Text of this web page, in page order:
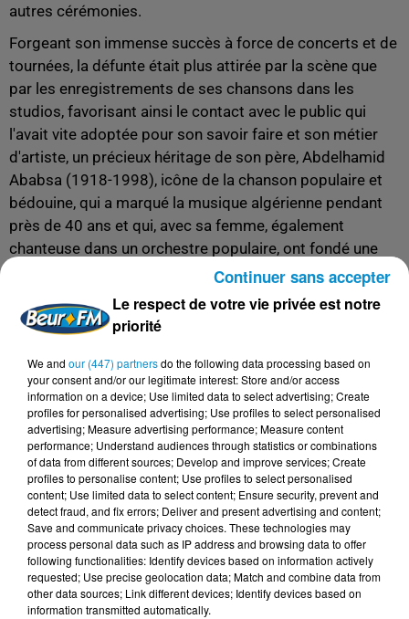
autres cérémonies.
Forgeant son immense succès à force de concerts et de
tournées, la défunte était plus attirée par la scène que
par les enregistrements de ses chansons dans les
studios, favorisant ainsi le contact avec le public qui
l'avait vite adoptée pour son savoir faire et son métier
d'artiste, un précieux héritage de son père, Abdelhamid
Ababsa (1918-1998), icône de la chanson populaire et
bédouine, qui a marqué la musique algérienne pendant
près de 40 ans et qui, avec sa femme, également
chanteuse dans un orchestre populaire, ont fondé une
famille d'artistes, avec Fella sa sœur, devenue star
internationale de la chanson, ses frères musiciens,
Nadjib notamment, ou encore sa nièce Shérin qui a
intégré son orchestre.
"Ha Chaoui", "Li Bghak Bghih", "Ya Dzair", "Mazalni ala
didani" ou encore "Ya khti" et 18 chansons d'un Album de
variétés, sorti en 2017, conçu dans les genres, naïli,
assimi, tergui, sahraoui et bédoui dont "Hizia", célèbre
chanson héritée de son père, sont quelques uns des
titres entonnés par la voix suave, présente et étoffée de
la défunte inscrits dans le grand répertoire de la chanson
algérienne.
Fervente défenseure de la chanson traditionnelle et
populaire, Naïma Ababsa aura voué toute sa vie à
l'enrichissement et à la promotion de la Culture
Le respect de votre vie privée est notre
priorité
We and our (447) partnersdo the following data processing based on
your consent and/or our legitimate interest: Store and/or access
information on a device; Use limited data to select advertising; Create
profiles for personalised advertising; Use profiles to select personalised
advertising; Measure advertising performance; Measure content
performance; Understand audiences through statistics or combinations
of data from different sources; Develop and improve services; Create
profiles to personalise content; Use profiles to select personalised
content; Use limited data to select content; Ensure security, prevent and
detect fraud, and fix errors; Deliver and present advertising and content;
Save and communicate privacy choices. These technologies may
process personal data such as IP address and browsing data to offer
following functionalities: Identify devices based on information actively
requested; Use precise geolocation data; Match and combine data from
other data sources; Link different devices; Identify devices based on
information transmitted automatically.
Continuer sans accepter